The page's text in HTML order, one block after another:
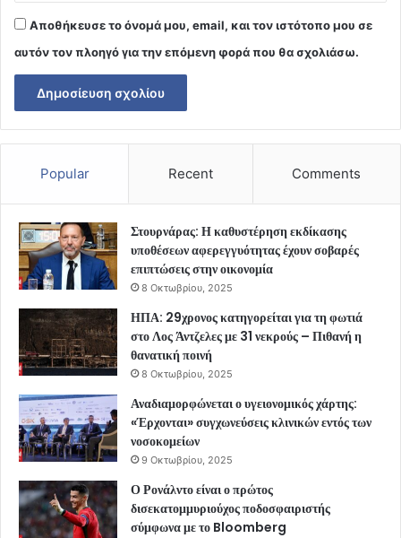
Αποθήκευσε το όνομά μου, email, και τον ιστότοπο μου σε
αυτόν τον πλοηγό για την επόμενη φορά που θα σχολιάσω.
Popular Recent Comments
Στουρνάρας: Η καθυστέρηση εκδίκασης
υποθέσεων αφερεγγυότητας έχουν σοβαρές
επιπτώσεις στην οικονομία
8 Οκτωβρίου, 2025
ΗΠΑ: 29χρονος κατηγορείται για τη φωτιά
στο Λος Άντζελες με 31 νεκρούς – Πιθανή η
θανατική ποινή
8 Οκτωβρίου, 2025
Αναδιαμορφώνεται ο υγειονομικός χάρτης:
«Έρχονται» συγχωνεύσεις κλινικών εντός των
νοσοκομείων
9 Οκτωβρίου, 2025
Ο Ρονάλντο είναι ο πρώτος
δισεκατομμυριούχος ποδοσφαιριστής
σύμφωνα με το Bloomberg